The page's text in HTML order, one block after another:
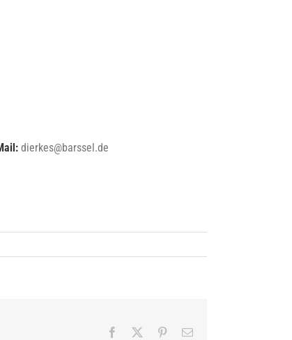
dierkes@barssel.de
Facebook Pinterest
E-